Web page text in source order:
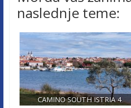
naslednje teme:
CAMINO SOUTH ISTRIA 4